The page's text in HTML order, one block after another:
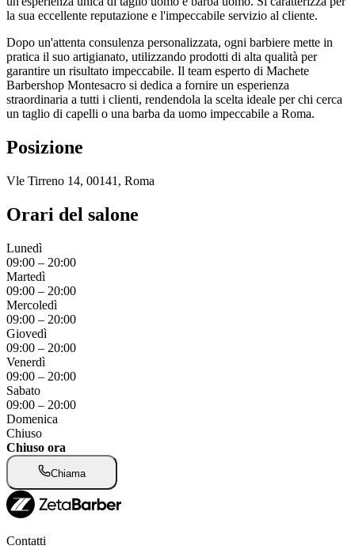
la sua eccellente reputazione e l'impeccabile servizio al cliente.
Dopo un'attenta consulenza personalizzata, ogni barbiere mette in
pratica il suo artigianato, utilizzando prodotti di alta qualità per
garantire un risultato impeccabile. Il team esperto di Machete
Barbershop Montesacro si dedica a fornire un esperienza
straordinaria a tutti i clienti, rendendola la scelta ideale per chi cerca
un taglio di capelli o una barba da uomo impeccabile a Roma.
Posizione
Vle Tirreno 14, 00141, Roma
Orari del salone
Lunedì
09:00 – 20:00
Martedì
09:00 – 20:00
Mercoledì
09:00 – 20:00
Giovedì
09:00 – 20:00
Venerdì
09:00 – 20:00
Sabato
09:00 – 20:00
Domenica
Chiuso
Chiuso ora
Chiama
Contatti